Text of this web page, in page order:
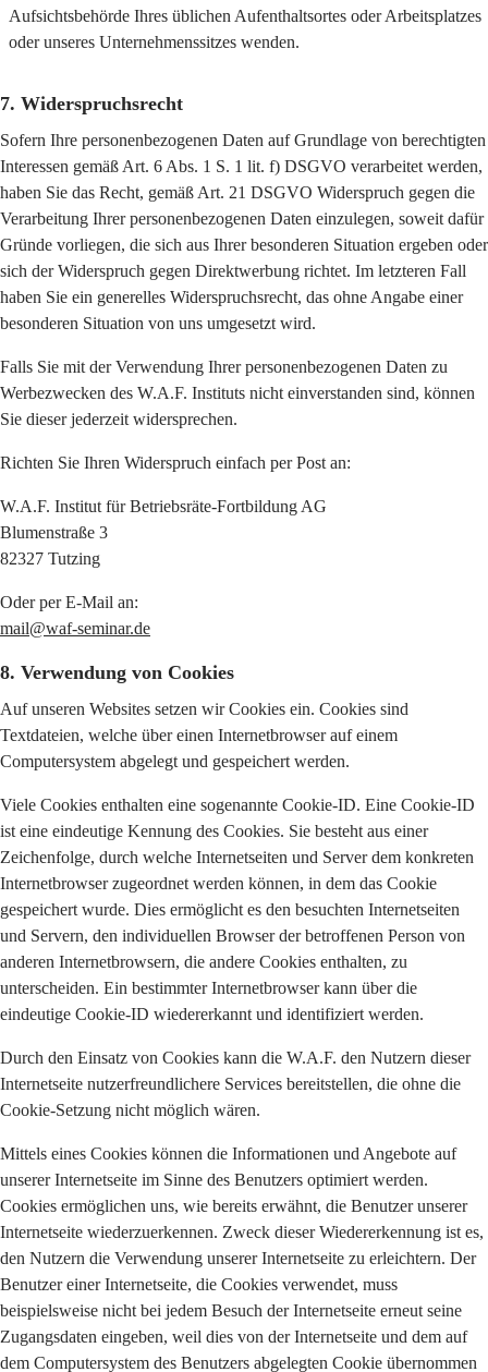
Aufsichtsbehörde Ihres üblichen Aufenthaltsortes oder Arbeitsplatzes
oder unseres Unternehmenssitzes wenden.
7. Widerspruchsrecht
Sofern Ihre personenbezogenen Daten auf Grundlage von berechtigten
Interessen gemäß Art. 6 Abs. 1 S. 1 lit. f) DSGVO verarbeitet werden,
haben Sie das Recht, gemäß Art. 21 DSGVO Widerspruch gegen die
Verarbeitung Ihrer personenbezogenen Daten einzulegen, soweit dafür
Gründe vorliegen, die sich aus Ihrer besonderen Situation ergeben oder
sich der Widerspruch gegen Direktwerbung richtet. Im letzteren Fall
haben Sie ein generelles Widerspruchsrecht, das ohne Angabe einer
besonderen Situation von uns umgesetzt wird.
Falls Sie mit der Verwendung Ihrer personenbezogenen Daten zu
Werbezwecken des W.A.F. Instituts nicht einverstanden sind, können
Sie dieser jederzeit widersprechen.
Richten Sie Ihren Widerspruch einfach per Post an:
W.A.F. Institut für Betriebsräte-Fortbildung AG
Blumenstraße 3
82327 Tutzing
Oder per E-Mail an:
mail@waf-seminar.de
8. Verwendung von Cookies
Auf unseren Websites setzen wir Cookies ein. Cookies sind
Textdateien, welche über einen Internetbrowser auf einem
Computersystem abgelegt und gespeichert werden.
Viele Cookies enthalten eine sogenannte Cookie-ID. Eine Cookie-ID
ist eine eindeutige Kennung des Cookies. Sie besteht aus einer
Zeichenfolge, durch welche Internetseiten und Server dem konkreten
Internetbrowser zugeordnet werden können, in dem das Cookie
gespeichert wurde. Dies ermöglicht es den besuchten Internetseiten
und Servern, den individuellen Browser der betroffenen Person von
anderen Internetbrowsern, die andere Cookies enthalten, zu
unterscheiden. Ein bestimmter Internetbrowser kann über die
eindeutige Cookie-ID wiedererkannt und identifiziert werden.
Durch den Einsatz von Cookies kann die W.A.F. den Nutzern dieser
Internetseite nutzerfreundlichere Services bereitstellen, die ohne die
Cookie-Setzung nicht möglich wären.
Mittels eines Cookies können die Informationen und Angebote auf
unserer Internetseite im Sinne des Benutzers optimiert werden.
Cookies ermöglichen uns, wie bereits erwähnt, die Benutzer unserer
Internetseite wiederzuerkennen. Zweck dieser Wiedererkennung ist es,
den Nutzern die Verwendung unserer Internetseite zu erleichtern. Der
Benutzer einer Internetseite, die Cookies verwendet, muss
beispielsweise nicht bei jedem Besuch der Internetseite erneut seine
Zugangsdaten eingeben, weil dies von der Internetseite und dem auf
dem Computersystem des Benutzers abgelegten Cookie übernommen